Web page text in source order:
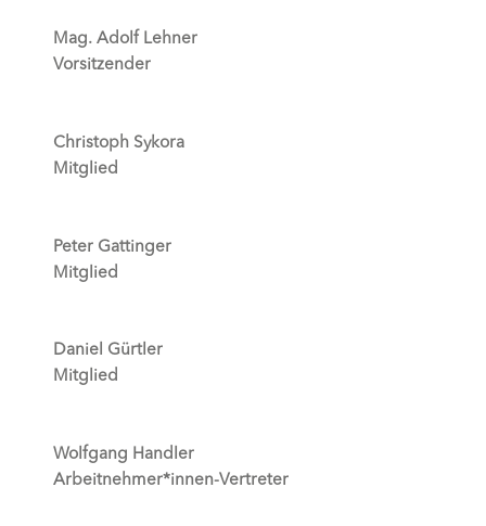
Mag. Adolf Lehner
Vorsitzender
Christoph Sykora
Mitglied
Peter Gattinger
Mitglied
Daniel Gürtler
Mitglied
Wolfgang Handler
Arbeitnehmer*innen-Vertreter